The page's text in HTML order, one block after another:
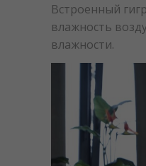
Встроенный
влажность
влажности.